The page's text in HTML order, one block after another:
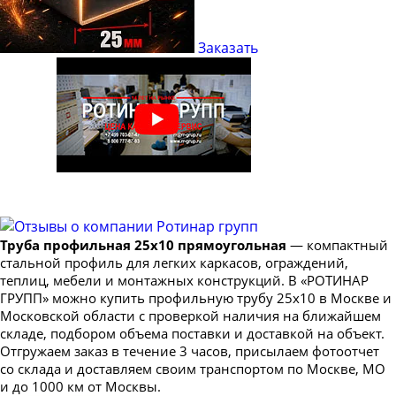
Труба профильная 50х20
Труба профильная 50х25
Труба профильная 50х30
Труба профильная 50х40
Труба профильная 60х20
Труба профильная 70х20
Труба профильная 70х30
Труба профильная 70х40
Труба профильная 70х50
Труба профильная 80х30
Труба профильная 80х40
Труба профильная 80х60
Заказать
Труба профильная 25х10 прямоугольная — компактный
стальной профиль для легких каркасов, ограждений,
теплиц, мебели и монтажных конструкций. В «РОТИНАР
ГРУПП» можно купить профильную трубу 25х10 в Москве и
Московской области с проверкой наличия на ближайшем
складе, подбором объема поставки и доставкой на объект.
Отгружаем заказ в течение 3 часов, присылаем фотоотчет
со склада и доставляем своим транспортом по Москве, МО
и до 1000 км от Москвы.